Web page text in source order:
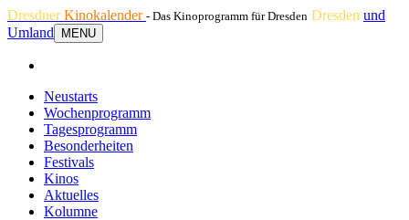
DresdnerKinokalender - Das Kinoprogramm für Dresden Dresden und
Umland
MENU
Neustarts
Wochenprogramm
Tagesprogramm
Besonderheiten
Festivals
Kinos
Aktuelles
Kolumne